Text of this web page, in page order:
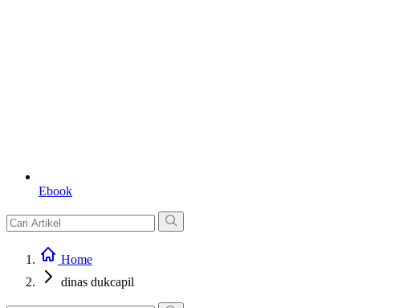
Ebook
Home
dinas dukcapil